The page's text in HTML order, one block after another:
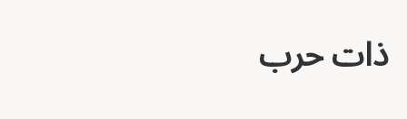
ذات حرب